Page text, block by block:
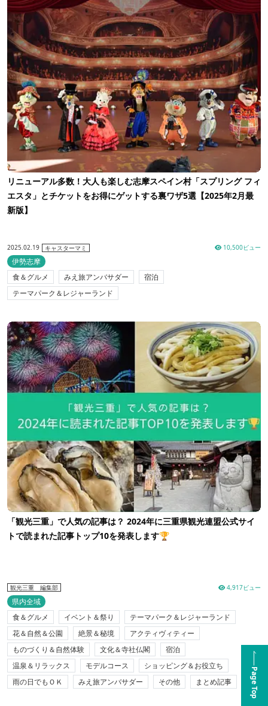
リニューアル多数！大人も楽しむ志摩スペイン村「スプリング フィ
エスタ」とチケットをお得にゲットする裏ワザ5選【2025年2月最
新版】
2025.02.19 キャスターマミ 10,500ビュー
伊勢志摩
食＆グルメ
みえ旅アンバサダー
宿泊
テーマパーク＆レジャーランド
「観光三重」で人気の記事は？ 2024年に三重県観光連盟公式サイ
トで読まれた記事トップ10を発表します🏆
観光三重 編集部 4,917ビュー
県内全域
食＆グルメ
イベント＆祭り
テーマパーク＆レジャーランド
花＆自然＆公園
絶景＆秘境
アクティヴィティー
ものづくり＆自然体験
文化＆寺社仏閣
宿泊
温泉＆リラックス
モデルコース
ショッピング＆お役立ち
雨の日でもＯＫ
みえ旅アンバサダー その他 まとめ記事 Page Top